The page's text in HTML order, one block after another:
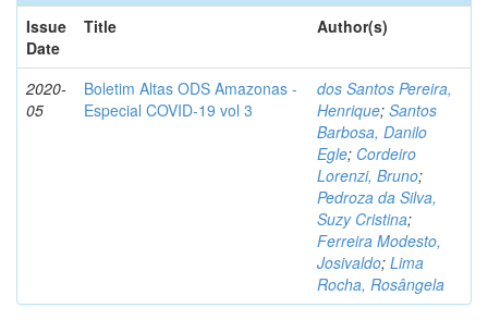
Issue
Date
Title Author(s)
2020-
05
Boletim Altas ODS Amazonas -
Especial COVID-19 vol 3
dos Santos Pereira,
Henrique; Santos
Barbosa, Danilo
Egle; Cordeiro
Lorenzi, Bruno;
Pedroza da Silva,
Suzy Cristina;
Ferreira Modesto,
Josivaldo; Lima
Rocha, Rosângela